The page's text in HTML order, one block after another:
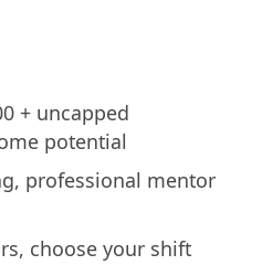
+ uncapped
potential
professional mentor
choose your shift